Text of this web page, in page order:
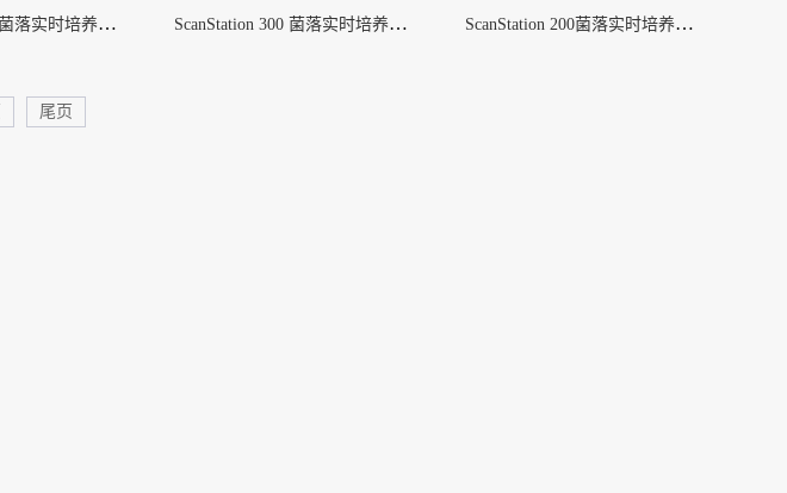
ScanStation 100 菌落实时培养及计数工作站 ScanStation 300 菌落实时培养及计数工作站 ScanStation 200菌落实时培养及计数工作站
尾页